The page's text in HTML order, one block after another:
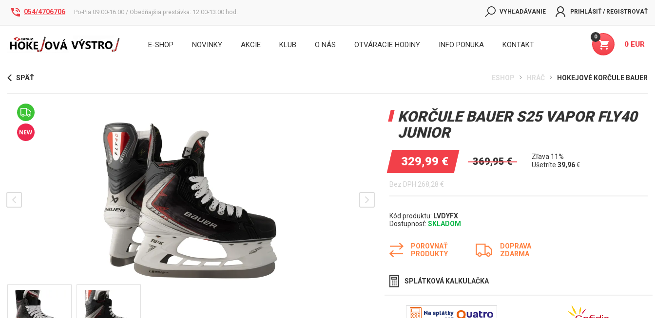
VYHĽADÁVANIE PRIHLÁSIŤ / REGISTROVAŤ
054/4706706 Po-Pia 09:00-16:00 / Obedňajšia prestávka: 12:00-13:00 hod.
0
0 EUR
E-SHOP NOVINKY AKCIE KLUB O NÁS OTVÁRACIE HODINY INFO PONUKA KONTAKT
SPÄŤ ESHOP HRÁČ HOKEJOVÉ KORČULE BAUER
KORČULE BAUER S25 VAPOR FLY40
JUNIOR
329,99 € 369,95€
Zľava 11%
Ušetríte 39,96€
Bez DPH 268,28 €
Kód produktu: LVDYFX
Dostupnosť: SKLADOM
POROVNAŤ
PRODUKTY
DOPRAVA
ZDARMA
SPLÁTKOVÁ KALKULAČKA